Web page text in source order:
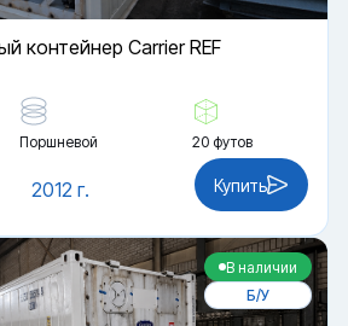
контейнер Carrier REF
Поршневой 20 футов
2012 г. Купить
В наличии
Б/У